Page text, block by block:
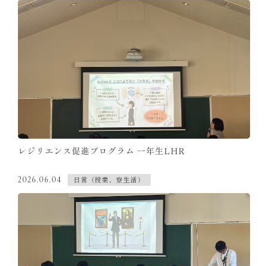
レジリエンス促進プログラム 一年生LHR
2026.06.04 日常（授業、寮生活）